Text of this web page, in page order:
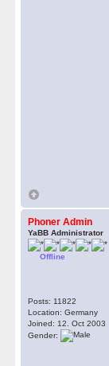
Phoner Admin
YaBB Administrator
Offline
Posts: 11822
Location: Germany
Joined: 12. Oct 2003
Gender: